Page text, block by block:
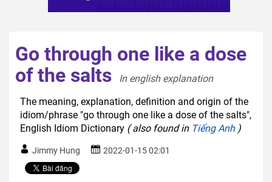
Go through one like a dose
of the salts
In english explanation
The meaning, explanation, definition and origin of the
idiom/phrase "go through one like a dose of the salts",
English Idiom Dictionary ( also found in Tiếng Anh)
Jimmy Hung 2022-01-15 02:01